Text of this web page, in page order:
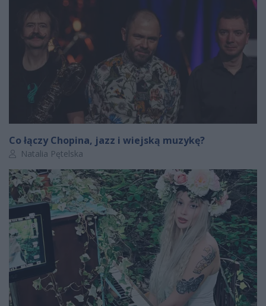
Co łączy Chopina, jazz i wiejską muzykę?
Autor artykułu:
Natalia Pętelska